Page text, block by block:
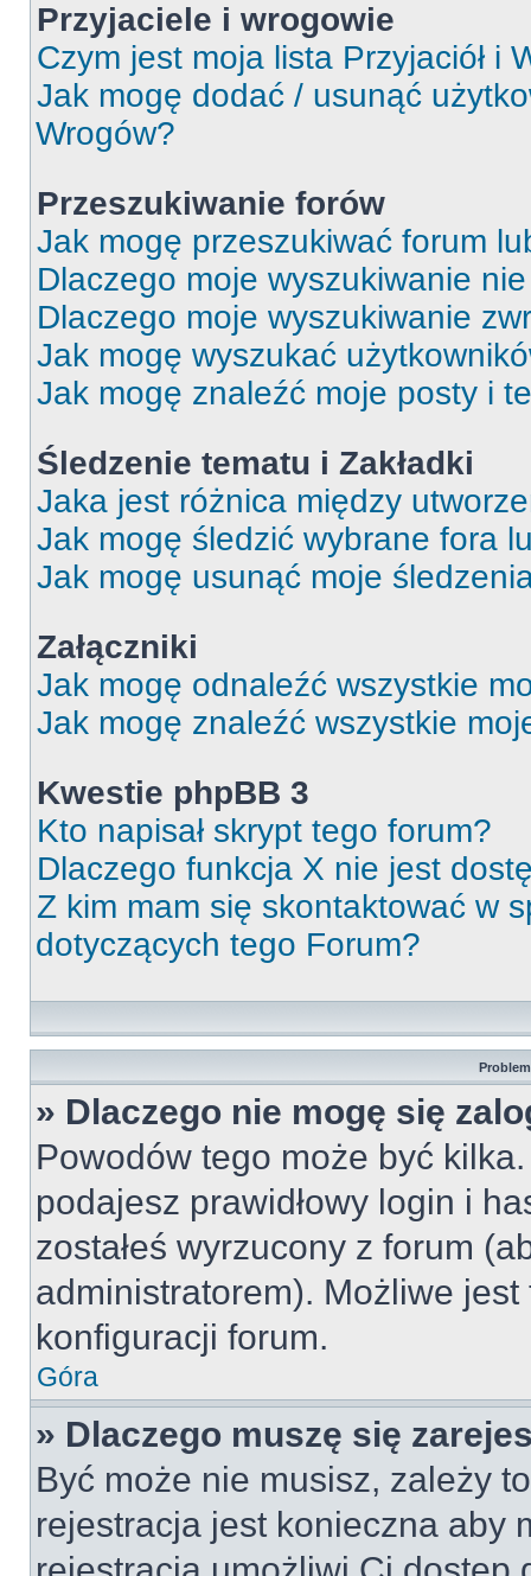
Przyjaciele i wrogowie
Czym jest moja lista Przyjaciół i
Jak mogę dodać / usunąć
Wrogów?
Przeszukiwanie forów
Jak mogę przeszukiwać forum
Dlaczego moje wyszukiwanie
Dlaczego moje wyszukiwanie
Jak mogę wyszukać
Jak mogę znaleźć moje posty i
Śledzenie tematu i Zakładki
Jaka jest różnica między
Jak mogę śledzić wybrane fora
Jak mogę usunąć moje
Załączniki
Jak mogę odnaleźć wszystkie
Jak mogę znaleźć wszystkie
Kwestie phpBB 3
Kto napisał skrypt tego forum?
Dlaczego funkcja X nie jest
Z kim mam się skontaktować w
dotyczących tego Forum?
» Dlaczego nie mogę się
Powodów tego może być
podajesz prawidłowy login i
zostałeś wyrzucony z forum
administratorem). Możliwe
konfiguracji forum.
Góra
» Dlaczego muszę się
Być może nie musisz, zależy
rejestracja jest konieczna aby